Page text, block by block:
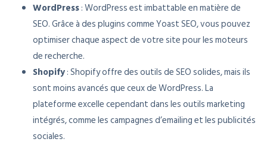
WordPress: WordPress est imbattable en matière de
SEO. Grâce à des plugins comme Yoast SEO, vous pouvez
optimiser chaque aspect de votre site pour les moteurs
de recherche.
Shopify: Shopify offre des outils de SEO solides, mais ils
sont moins avancés que ceux de WordPress. La
plateforme excelle cependant dans les outils marketing
intégrés, comme les campagnes d’emailing et les publicités
sociales.